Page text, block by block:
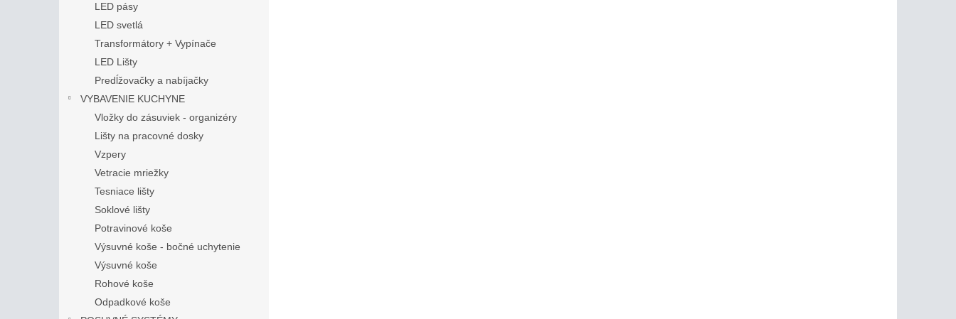
LED pásy
LED svetlá
Transformátory + Vypínače
LED Lišty
Predĺžovačky a nabíjačky
VYBAVENIE KUCHYNE
Vložky do zásuviek - organizéry
Lišty na pracovné dosky
Vzpery
Vetracie mriežky
Tesniace lišty
Soklové lišty
Potravinové koše
Výsuvné koše - bočné uchytenie
Výsuvné koše
Rohové koše
Odpadkové koše